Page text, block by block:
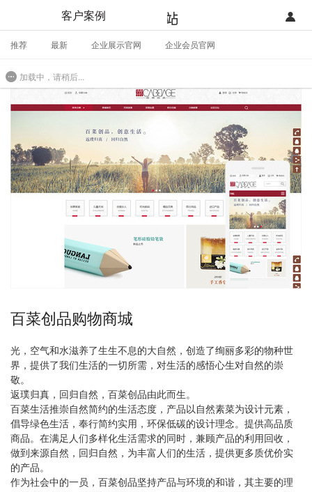
登录
注册
联系销售部门
开始免费使用
首页
开发类型
功能
价格
案例
客户案例
推荐 最新 企业展示官网 企业会员官网
B2C零售商城
百菜创品购物商城
光，空气和水滋养了生生不息的大自然，创造了绚丽多彩的物种世
界，提供了我们生活的一切所需，对生活的感悟心生对自然的崇
敬。
返璞归真，回归自然，百菜创品由此而生。
百菜生活推崇自然简约的生活态度，产品以自然素菜为设计元素，
倡导绿色生活，奉行简约实用，环保低碳的设计理念。提供高品质
商品。在满足人们多样化生活需求的同时，兼顾产品的利用回收，
做到来源自然，回归自然，为丰富人们的生活，提供更多质优价实
的产品。
作为社会中的一员，百菜创品坚持产品与环境的和谐，其主要的理
加载中，请稍后...